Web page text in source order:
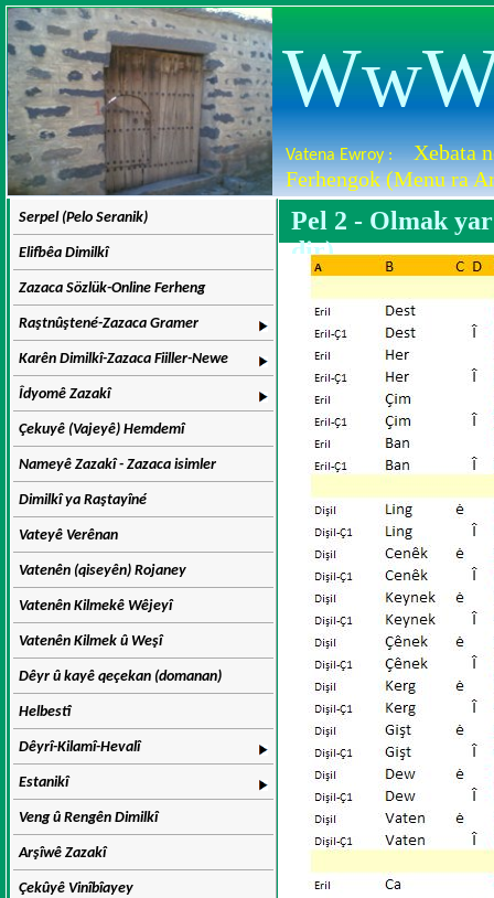
Vatena Ewroy :
Xebata
Ferhengok (Menu ra
Serpel (Pelo Seranik)
Elifbêa Dimilkî
Zazaca Sözlük-Online Ferheng
Raştnûştené-Zazaca Gramer
Karên Dimilkî-Zazaca Fiiller-Newe
Îdyomê Zazakî
Çekuyê (Vajeyê) Hemdemî
Nameyê Zazakî - Zazaca isimler
Dimilkî ya Raştayîné
Vateyê Verênan
Vatenên (qiseyên) Rojaney
Vatenên Kilmekê Wêjeyî
Vatenên Kilmek û Weşî
Dêyr û kayê qeçekan (domanan)
Helbestî
Dêyrî-Kilamî-Hevalî
Estanikî
Veng û Rengên Dimilkî
Arşîwê Zazakî
Çekûyê Vinîbîayey
Pel 2 - Olmak
dir)